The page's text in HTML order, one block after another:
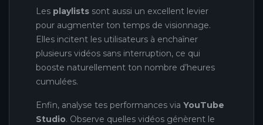
Les playlists sont aussi un excellent levier
pour augmenter ton temps de visionnage.
Elles incitent les utilisateurs à enchaîner
plusieurs vidéos sans interruption, ce qui
booste naturellement ton nombre d’heures
cumulées.
Enfin, analyse tes performances via YouTube
Studio. Observe quelles vidéos génèrent le